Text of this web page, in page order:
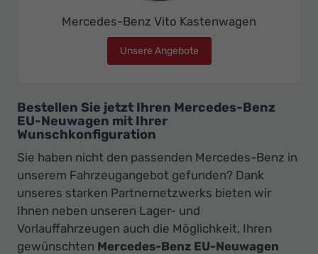
Mercedes-Benz Vito Kastenwagen
Unsere Angebote
Bestellen Sie jetzt Ihren Mercedes-Benz
EU-Neuwagen mit Ihrer
Wunschkonfiguration
Sie haben nicht den passenden Mercedes-Benz in
unserem Fahrzeugangebot gefunden? Dank
unseres starken Partnernetzwerks bieten wir
Ihnen neben unseren Lager- und
Vorlauffahrzeugen auch die Möglichkeit, Ihren
gewünschten Mercedes-Benz EU-Neuwagen